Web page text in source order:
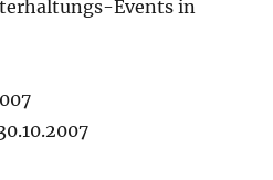
Events in